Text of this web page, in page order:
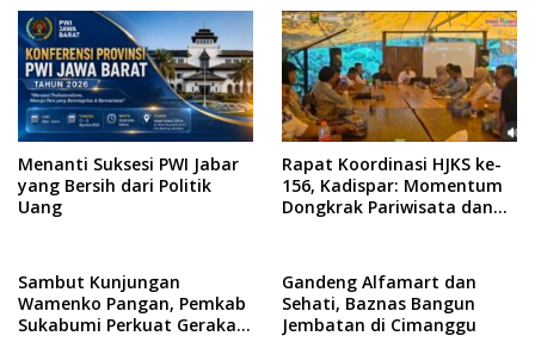
Menanti Suksesi PWI Jabar
yang Bersih dari Politik
Uang
Rapat Koordinasi HJKS ke-
156, Kadispar: Momentum
Dongkrak Pariwisata dan
Sambut Kunjungan
Wamenko Pangan, Pemkab
Sukabumi Perkuat Gerakan
Gandeng Alfamart dan
Sehati, Baznas Bangun
Jembatan di Cimanggu